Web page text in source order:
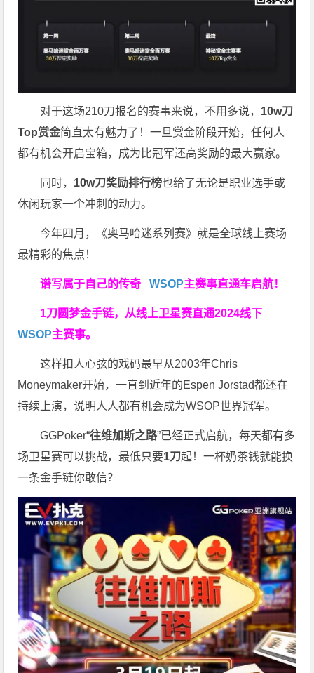
对于这场210刀报名的赛事来说，不用多说， 10w刀
Top赏金简直太有魅力了！一旦赏金阶段开始，任何人
都有机会开启宝箱，成为比冠军还高奖励的最大赢家。
同时， 10w刀奖励排行榜也给了无论是职业选手或
休闲玩家一个冲刺的动力。
今年四月，《奥马哈迷系列赛》就是全球线上赛场
最精彩的焦点！
谱写属于自己的传奇WSOP主赛事直通车启航！
1刀圆梦金手链，从线上卫星赛直通2024线下
WSOP主赛事。
这样扣人心弦的戏码最早从2003年Chris
Moneymaker开始，一直到近年的Espen Jorstad都还在
持续上演，说明人人都有机会成为WSOP世界冠军。
GGPoker“往维加斯之路”已经正式启航，每天都有多
场卫星赛可以挑战，最低只要1刀起！一杯奶茶钱就能换
一条金手链你敢信？